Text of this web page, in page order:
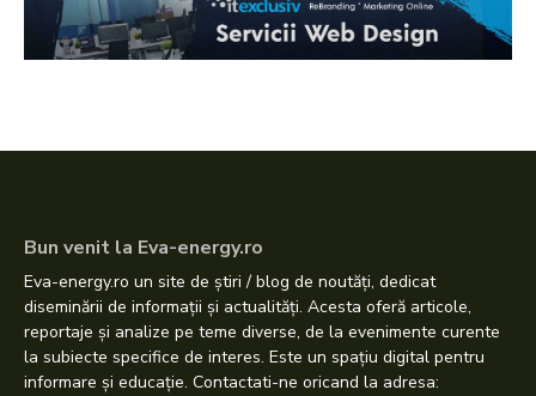
Bun venit la Eva-energy.ro
Eva-energy.ro un site de știri / blog de noutăți, dedicat
diseminării de informații și actualități. Acesta oferă articole,
reportaje și analize pe teme diverse, de la evenimente curente
la subiecte specifice de interes. Este un spațiu digital pentru
informare și educație. Contactati-ne oricand la adresa: